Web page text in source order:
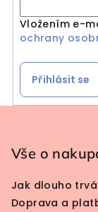
Vložením e-
ochrany
Přihlásit se
Vše o
Jak dlouho
Doprava a